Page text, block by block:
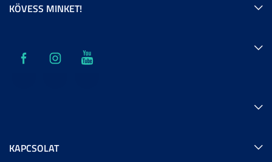
KÖVESS MINKET!
KAPCSOLAT